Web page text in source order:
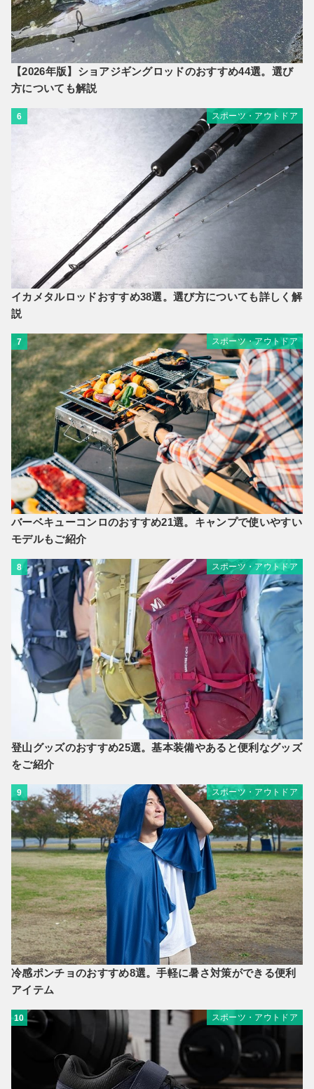
【2026年版】ショアジギングロッドのおすすめ44選。選び
方についても解説
6 スポーツ・アウトドア
イカメタルロッドおすすめ38選。選び方についても詳しく解
説
7 スポーツ・アウトドア
バーベキューコンロのおすすめ21選。キャンプで使いやすい
モデルもご紹介
8 スポーツ・アウトドア
登山グッズのおすすめ25選。基本装備やあると便利なグッズ
をご紹介
9 スポーツ・アウトドア
冷感ポンチョのおすすめ8選。手軽に暑さ対策ができる便利
アイテム
10 スポーツ・アウトドア